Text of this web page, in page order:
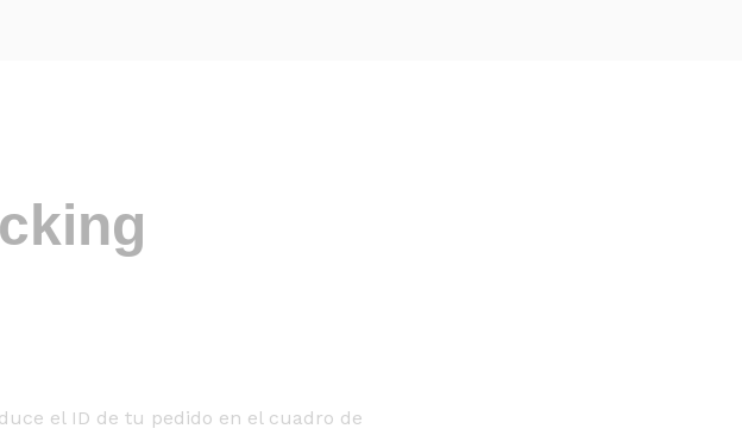
el ID de tu pedido en el cuadro de